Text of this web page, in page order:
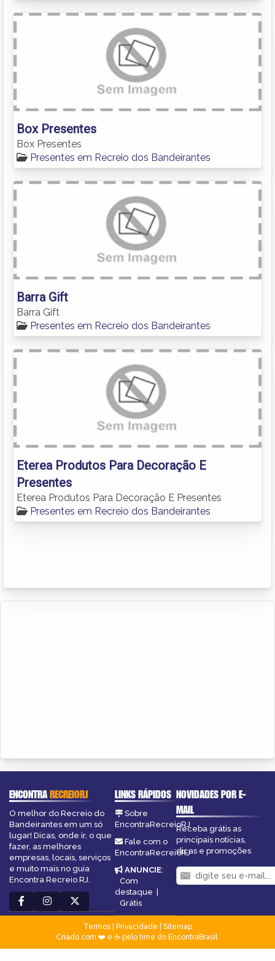
Box Presentes
Box Presentes
Presentes em Recreio dos Bandeirantes
Barra Gift
Barra Gift
Presentes em Recreio dos Bandeirantes
Eterea Produtos Para Decoração E
Presentes
Eterea Produtos Para Decoração E Presentes
Presentes em Recreio dos Bandeirantes
ENCONTRARECREIORJ
O melhor do Recreio do
Bandeirantes em um só
lugar! Dicas, onde ir, o que
fazer, as melhores
empresas, locais, serviços
e muito mais no guia
Encontra Recreio RJ.
LINKS RÁPIDOS
Sobre
EncontraRecreioRJ
Fale com o
EncontraRecreioRJ
ANUNCIE:
Com
destaque |
Grátis
NOVIDADES POR E-
MAIL
Receba grátis as
principais notícias,
dicas e promoções
Termos| Privacidade
Sitemap
Criado com ❤️ e ☕ pelo time do EncontraBrasil